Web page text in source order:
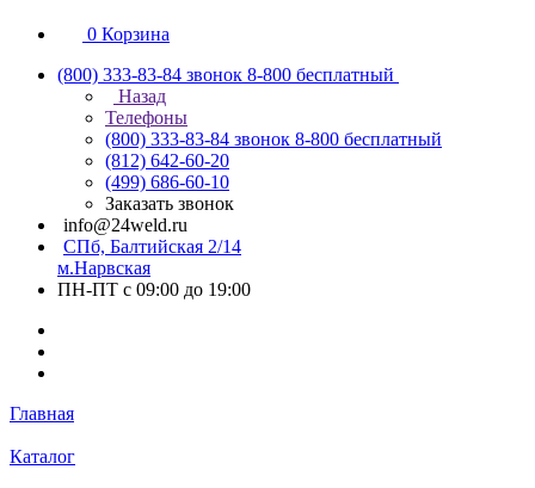
0 Корзина
(800) 333-83-84 звонок 8-800 бесплатный
Назад
Телефоны
(800) 333-83-84 звонок 8-800 бесплатный
(812) 642-60-20
(499) 686-60-10
Заказать звонок
info@24weld.ru
СПб, Балтийская 2/14
м.Нарвская
ПН-ПТ с 09:00 до 19:00
Главная
Каталог